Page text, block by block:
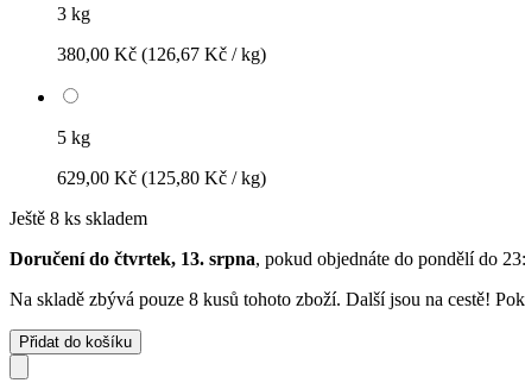
3 kg
380,00 Kč (126,67 Kč / kg)
5 kg
629,00 Kč (125,80 Kč / kg)
Ještě 8 ks skladem
Doručení do čtvrtek, 13. srpna, pokud objednáte do pondělí do
Na skladě zbývá pouze 8 kusů tohoto zboží. Další jsou na cestě!
Přidat do košíku